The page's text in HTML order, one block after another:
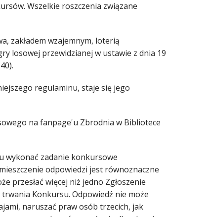
Wszelkie roszczenia związane
zakładem wzajemnym, loterią
losowej przewidzianej w ustawie z dnia 19
regulaminu, staje się jego
na fanpage'u Zbrodnia w Bibliotece
wykonać zadanie konkursowe
odpowiedzi jest równoznaczne
przesłać więcej niż jedno Zgłoszenie
Konkursu. Odpowiedź nie może
naruszać praw osób trzecich, jak